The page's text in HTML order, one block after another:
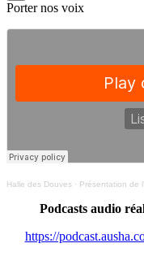
Porter nos voix
Halle des Douves · Présentation de
Podcasts audio
https://